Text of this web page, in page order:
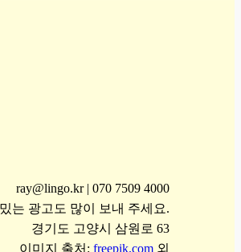
ray@lingo.kr | 070 7509 4000
는 광고도 많이 보내 주세요.
경기도 고양시 삼원로 63
이미지 출처:freepik.com 외